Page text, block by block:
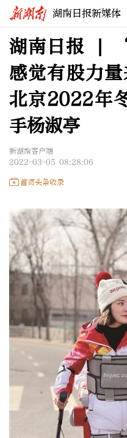
湖南日报新媒体
湖南日报 | “
感觉有股力
北京2022年
手杨淑亭
新湖南客户端
2022-03-05 08:28:06
首页头条收录